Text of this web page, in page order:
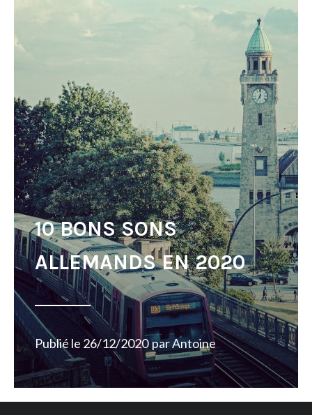
10 BONS SONS
ALLEMANDS EN 2020
Publié le 26/12/2020 parAntoine